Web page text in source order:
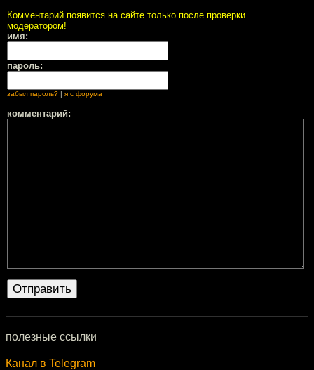
Комментарий появится на сайте только после проверки
модератором!
имя:
пароль:
забыл пароль? | я с форума
комментарий:
полезные ссылки
Канал в Telegram